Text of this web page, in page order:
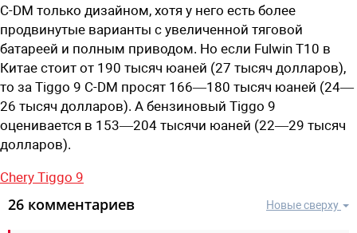
C-DM только дизайном, хотя у него есть более
продвинутые варианты с увеличенной тяговой
батареей и полным приводом. Но если Fulwin T10 в
Китае стоит от 190 тысяч юаней (27 тысяч долларов),
то за Tiggo 9 C-DM просят 166—180 тысяч юаней (24—
26 тысяч долларов). А бензиновый Tiggo 9
оценивается в 153—204 тысячи юаней (22—29 тысяч
долларов).
Chery Tiggo 9
Новые сверху
26 комментариев